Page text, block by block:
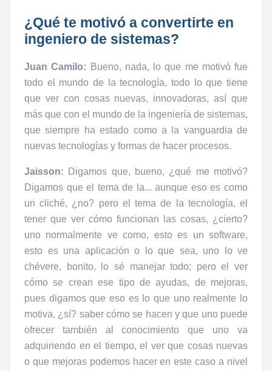
¿Qué te motivó a convertirte en
ingeniero de sistemas?
Juan Camilo: Bueno, nada, lo que me motivó fue
todo el mundo de la tecnología, todo lo que tiene
que ver con cosas nuevas, innovadoras, así que
más que con el mundo de la ingeniería de sistemas,
que siempre ha estado como a la vanguardia de
nuevas tecnologías y formas de hacer procesos.
Jaisson: Digamos que, bueno, ¿qué me motivó?
Digamos que el tema de la... aunque eso es como
un cliché, ¿no? pero el tema de la tecnología, el
tener que ver cómo funcionan las cosas, ¿cierto?
uno normalmente ve como, esto es un software,
esto es una aplicación o lo que sea, uno lo ve
chévere, bonito, lo sé manejar todo; pero el ver
cómo se crean ese tipo de ayudas, de mejoras,
pues digamos que eso es lo que uno realmente lo
motiva, ¿sí? saber cómo se hacen y que uno puede
ofrecer también al conocimiento que uno va
adquiriendo en el tiempo, el ver que cosas nuevas
o que mejoras podemos hacer en este caso a nivel